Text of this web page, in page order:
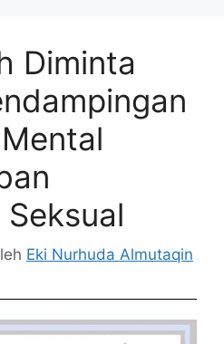
Diminta
Eki Nurhuda Almutaqin